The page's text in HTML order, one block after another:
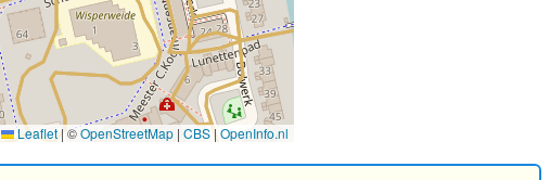
Leaflet|©OpenStreetMap | CBS|OpenInfo.nl